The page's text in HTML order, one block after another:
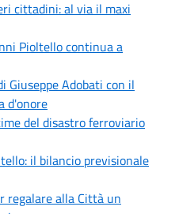
cittadini: al via il maxi
Pioltello continua a
Giuseppe Adobati con il
d'onore
del disastro ferroviario
il bilancio previsionale
regalare alla Città un